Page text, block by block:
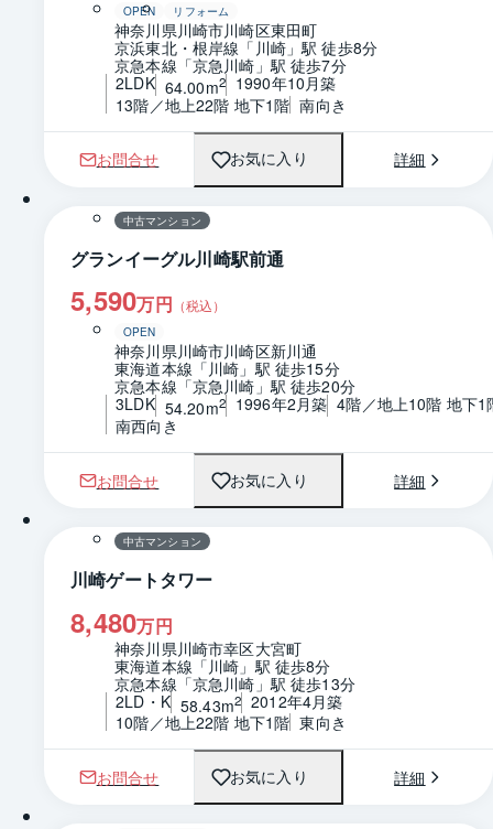
OPEN リフォーム
神奈川県川崎市川崎区東田町
京浜東北・根岸線「川崎」駅 徒歩8分
京急本線「京急川崎」駅 徒歩7分
2LDK 64.00m2
1990年10月築
13階／地上22階 地下1階 南向き
お問合せ お気に入り 詳細
1 / 0 間取り
中古マンション
グランイーグル川崎駅前通
5,590万円 （税込）
OPEN
神奈川県川崎市川崎区新川通
東海道本線「川崎」駅 徒歩15分
京急本線「京急川崎」駅 徒歩20分
3LDK 54.20m2 1996年2月築 4階／地上10階 地下1
南西向き
お問合せ お気に入り 詳細
1 / 0 間取り
中古マンション
川崎ゲートタワー
8,480万円
神奈川県川崎市幸区大宮町
東海道本線「川崎」駅 徒歩8分
京急本線「京急川崎」駅 徒歩13分
2LD・K 58.43m2 2012年4月築
10階／地上22階 地下1階 東向き
お問合せ お気に入り 詳細
1 / 0 間取り